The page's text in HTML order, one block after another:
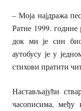
– Моја најдража
Ратне 1999.
док ми је син
аутобусу је у
стихови пратити
Настављајући
часописима, међу